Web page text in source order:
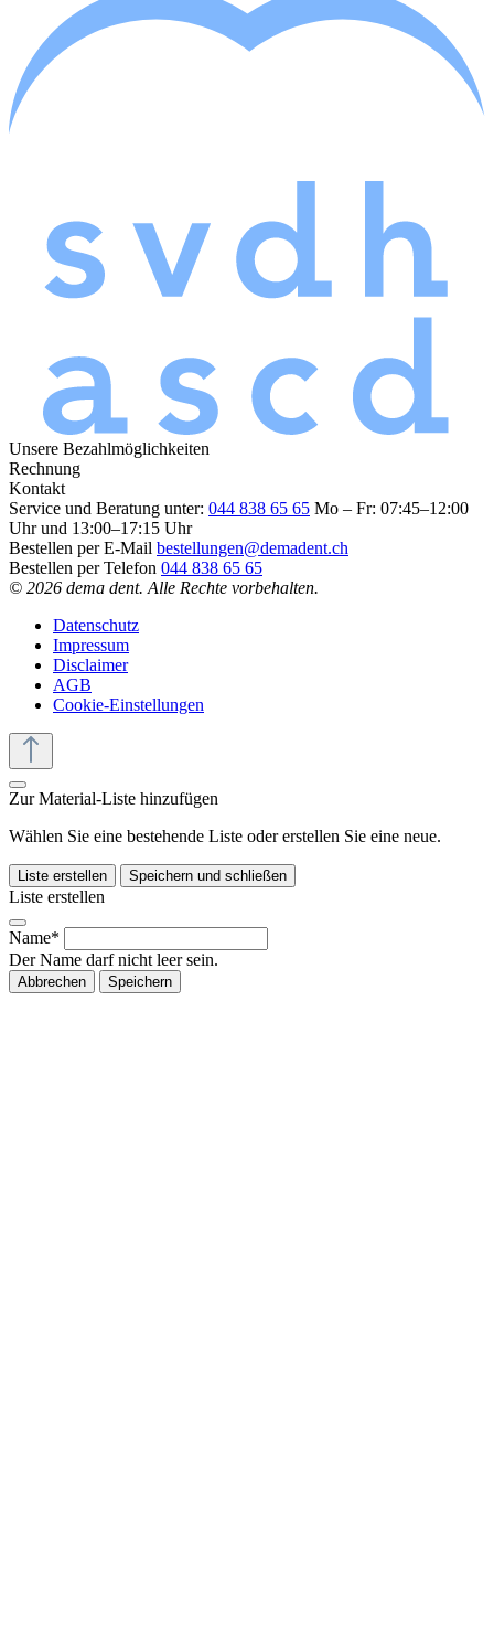
Unsere Bezahlmöglichkeiten
Rechnung
Kontakt
Service und Beratung unter: 044 838 65 65 Mo – Fr: 07:45–12:00
Uhr und 13:00–17:15 Uhr
Bestellen per E-Mail bestellungen@demadent.ch
Bestellen per Telefon 044 838 65 65
© 2026 dema dent. Alle Rechte vorbehalten.
Datenschutz
Impressum
Disclaimer
AGB
Cookie-Einstellungen
Zur Material-Liste hinzufügen
Wählen Sie eine bestehende Liste oder erstellen Sie eine neue.
Liste erstellen Speichern und schließen
Liste erstellen
Name*
Der Name darf nicht leer sein.
Abbrechen Speichern